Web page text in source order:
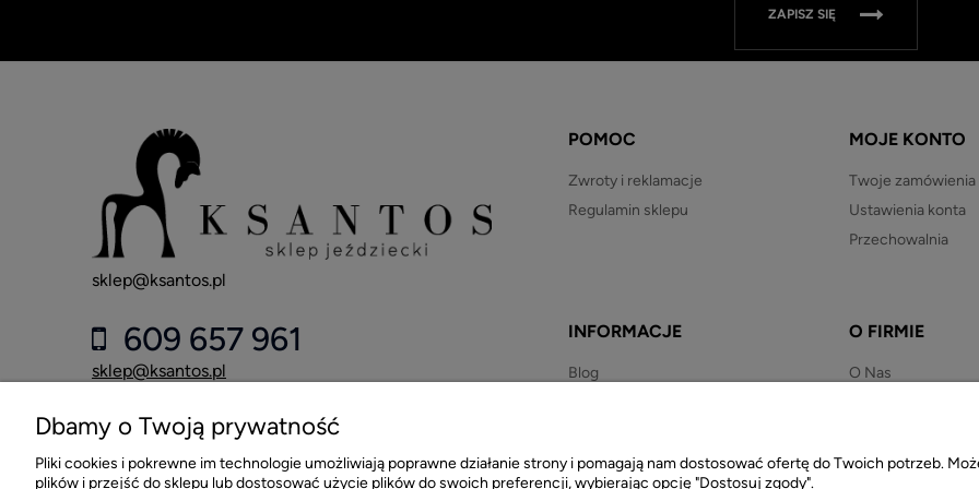
ZAPISZ SIĘ
sklep@ksantos.pl
609 657 961
sklep@ksantos.pl
Sklep Jeździecki KSANTOS
42-218 Częstochowa
POMOC
Zwroty i reklamacje
Regulamin sklepu
MOJE KONTO
Twoje zamówienia
Ustawienia konta
Przechowalnia
INFORMACJE
Blog
Polityka prywatności
O FIRMIE
O Nas
Dbamy o Twoją prywatność
Pliki cookies i pokrewne im technologie umożliwiają poprawne działanie strony i pomagają nam dostosować ofertę do Twoich potrzeb.
plików i przejść do sklepu lub dostosować użycie plików do swoich preferencji, wybierając opcję "Dostosuj zgody".